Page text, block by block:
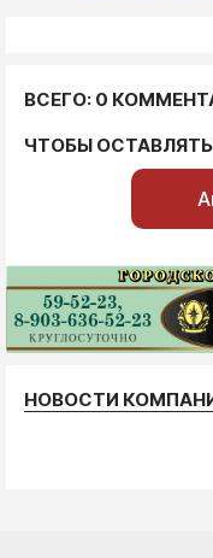
ВСЕГО: 0
ЧТОБЫ
НОВОСТИ